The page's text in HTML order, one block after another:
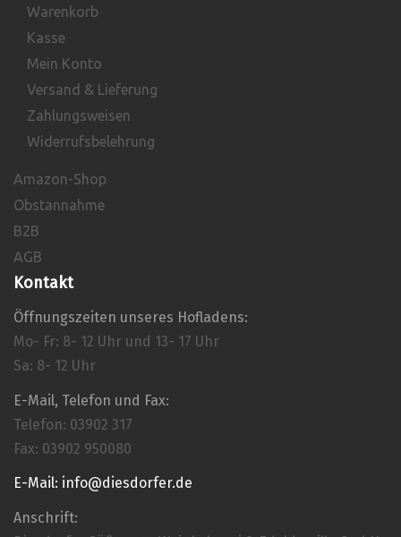
Warenkorb
Kasse
Mein Konto
Versand & Lieferung
Zahlungsweisen
Widerrufsbelehrung
Amazon-Shop
Obstannahme
B2B
AGB
Kontakt
Öffnungszeiten unseres Hofladens:
Mo- Fr: 8- 12 Uhr und 13- 17 Uhr
Sa: 8- 12 Uhr
E-Mail, Telefon und Fax:
Telefon: 03902 317
Fax: 03902 950080
E-Mail: info@diesdorfer.de
Anschrift: